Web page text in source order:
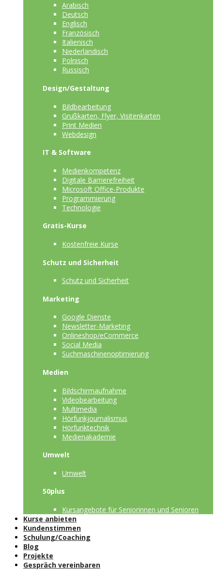
Arabisch
Deutsch
Englisch
Französisch
Italienisch
Niederländisch
Polnisch
Russisch
Design/Gestaltung
Bildbearbeitung
Grußkarten, Flyer, Visitenkarten
Print Medien
Webdesign
IT & Software
Medienkompetenz
Digitale Barrierefreiheit
Microsoft Office-Produkte
Programmierung
Technologie
Gratis-Kurse
Kostenfreie Kurse
Schutz und Sicherheit
Schutz und Sicherheit
Marketing
Google Dienste
Newsletter-Marketing
Onlineshop/eCommerce
Social Media
Suchmaschinenoptimierung
Medien
Bildschirmaufnahme
Videobearbeitung
Multimedia
Hörfunkjournalismus
Hörfunktechnik
Medienakademie
Umwelt
Umwelt
50plus
Kursangebote für Seniorinnen und Senioren
Kurse anbieten
Kundenstimmen
Schulung/Coaching
Blog
Projekte
Gespräch vereinbaren